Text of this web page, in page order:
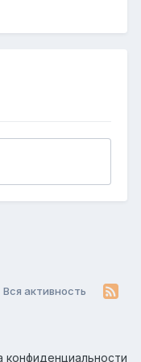
Вся активность
конфиденциальности